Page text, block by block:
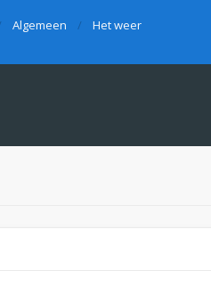
Algemeen Het weer